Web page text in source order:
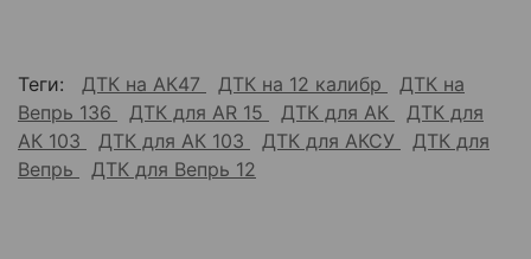
Теги: ДТК на АК47 ДТК на 12 калибр
ДТК на
Вепрь 136
ДТК для AR 15 ДТК для АК
ДТК для
АК 103
ДТК для АК 103 ДТК для АКСУ
ДТК для
Вепрь
ДТК для Вепрь 12